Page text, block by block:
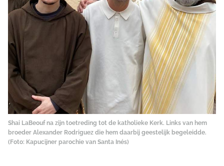
Shai LaBeouf na zijn toetreding tot de katholieke Kerk. Links van hem
broeder Alexander Rodriguez die hem daarbij geestelijk begeleidde.
(Foto: Kapucijner parochie van Santa Inés)